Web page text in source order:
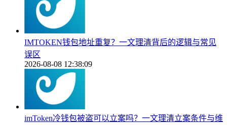
IMTOKEN钱包地址重复？一文理清背后的逻辑与常见
误区
2026-08-08 12:38:09
imToken冷钱包被盗可以立案吗？一文理清立案条件与维